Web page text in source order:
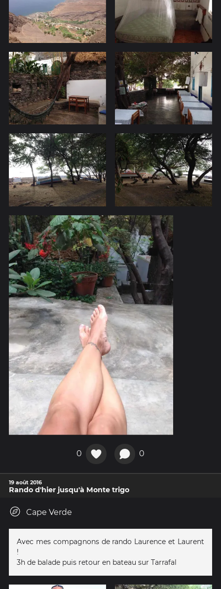
0 0
19 août 2016
Rando d'hier jusqu'à Monte trigo
Cape Verde
Avec mes compagnons de rando Laurence et Laurent
!
3h de balade puis retour en bateau sur Tarrafal